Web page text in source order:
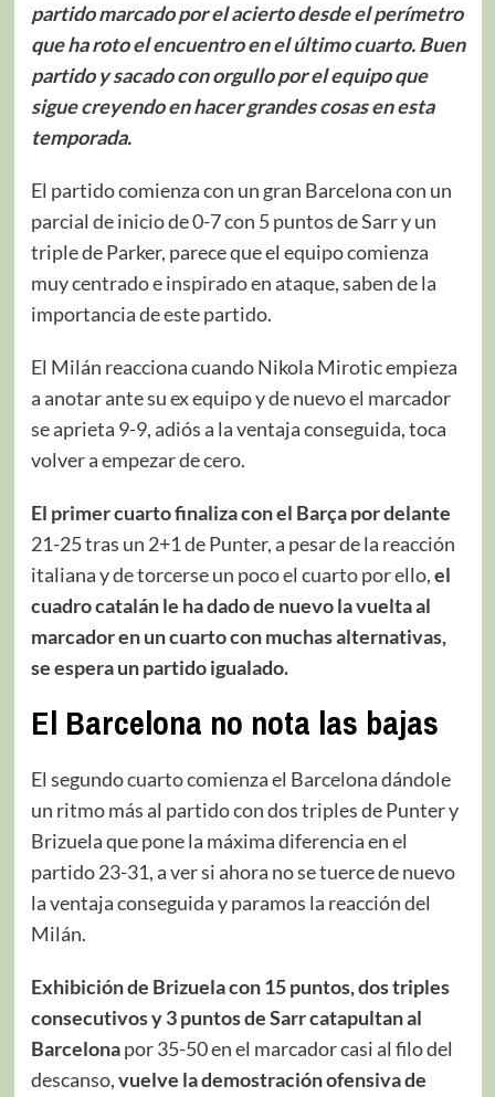
partido marcado por el acierto desde el perímetro
que ha roto el encuentro en el último cuarto. Buen
partido y sacado con orgullo por el equipo que
sigue creyendo en hacer grandes cosas en esta
temporada.
El partido comienza con un gran Barcelona con un
parcial de inicio de 0-7 con 5 puntos de Sarr y un
triple de Parker, parece que el equipo comienza
muy centrado e inspirado en ataque, saben de la
importancia de este partido.
El Milán reacciona cuando Nikola Mirotic empieza
a anotar ante su ex equipo y de nuevo el marcador
se aprieta 9-9, adiós a la ventaja conseguida, toca
volver a empezar de cero.
El primer cuarto finaliza con el Barça por delante
21-25 tras un 2+1 de Punter, a pesar de la reacción
italiana y de torcerse un poco el cuarto por ello,el
cuadro catalán le ha dado de nuevo la vuelta al
marcador en un cuarto con muchas alternativas,
se espera un partido igualado.
El Barcelona no nota las bajas
El segundo cuarto comienza el Barcelona dándole
un ritmo más al partido con dos triples de Punter y
Brizuela que pone la máxima diferencia en el
partido 23-31, a ver si ahora no se tuerce de nuevo
la ventaja conseguida y paramos la reacción del
Milán.
Exhibición de Brizuela con 15 puntos, dos triples
consecutivos y 3 puntos de Sarr catapultan al
Barcelonapor 35-50 en el marcador casi al filo del
descanso,vuelve la demostración ofensiva de